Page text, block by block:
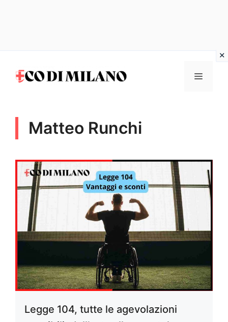
MENU
Matteo Runchi
Legge 104, tutte le agevolazioni